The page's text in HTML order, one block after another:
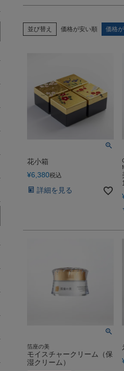
並び替え 価格が安い順 価格
花小箱
¥6,380税込
詳細を見る
箔座の美
モイスチャークリーム（保
湿クリーム）